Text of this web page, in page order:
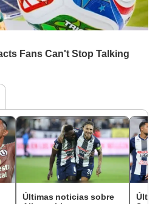
Últimas noticias sobre